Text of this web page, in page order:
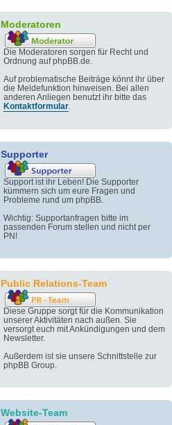
Moderatoren
Die Moderatoren sorgen für Recht und
Ordnung auf phpBB.de.
Auf problematische Beiträge könnt ihr über
die Meldefunktion hinweisen. Bei allen
anderen Anliegen benutzt ihr bitte das
Kontaktformular.
Supporter
Support ist ihr Leben! Die Supporter
kümmern sich um eure Fragen und
Probleme rund um phpBB.
Wichtig: Supportanfragen bitte im
passenden Forum stellen und nicht per
PN!
Public Relations-Team
Diese Gruppe sorgt für die Kommunikation
unserer Aktivitäten nach außen. Sie
versorgt euch mit Ankündigungen und dem
Newsletter.
Außerdem ist sie unsere Schnittstelle zur
phpBB Group.
Website-Team